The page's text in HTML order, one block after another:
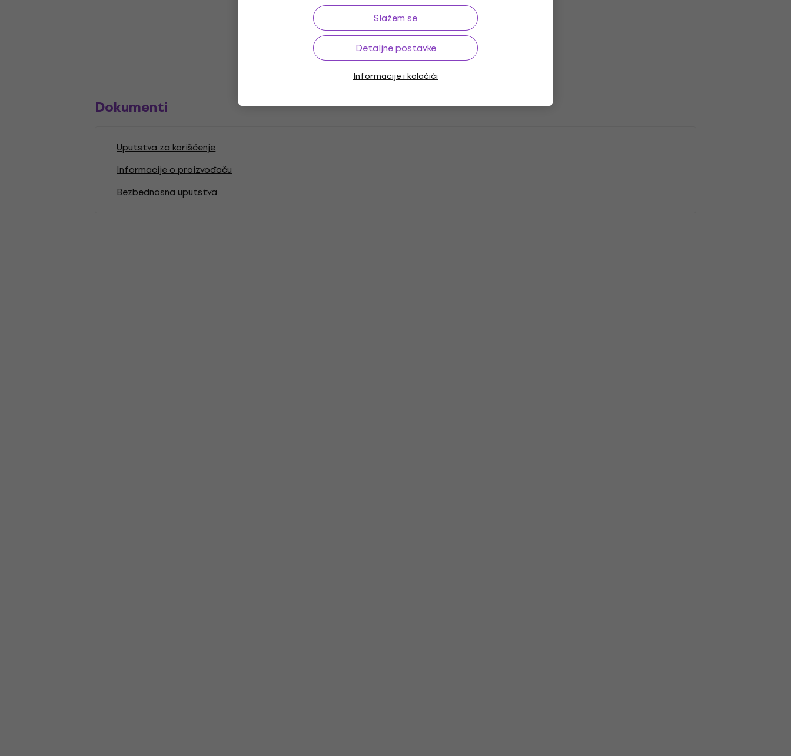
Slažem se
Detaljne postavke
Informacije i kolačići
Dokumenti
Uputstva za korišćenje
Informacije o proizvođaču
Bezbednosna uputstva